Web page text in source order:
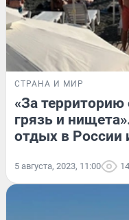
СТРАНА И МИР
«За
грязь и
отдых в России
5 августа, 2023, 11:00